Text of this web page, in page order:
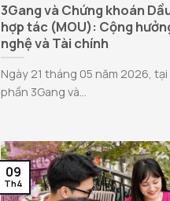
3Gang và Chứng khoán
hợp tác (MOU): Cộng
nghệ và Tài chính
Ngày 21 tháng 05 năm 2026,
phần 3Gang và...
09
Th4